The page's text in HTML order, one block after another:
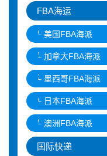
FBA海运
美国FBA海派
加拿大FBA海派
墨西哥FBA海派
日本FBA海派
澳洲FBA海派
国际快递